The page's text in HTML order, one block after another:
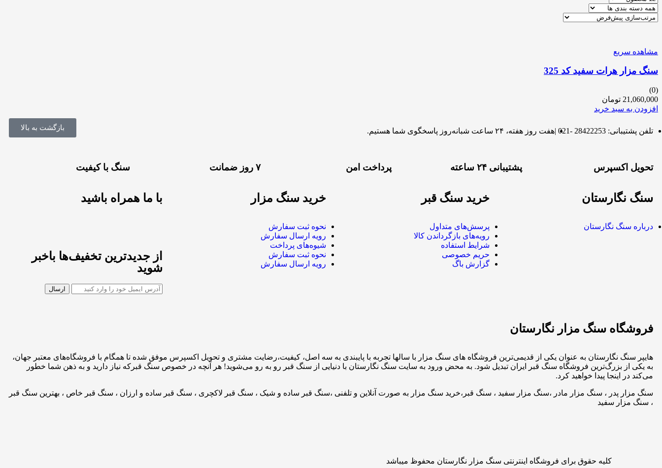
مشاهده سریع
سنگ مزار هرات سفید کد 325
(0)
21,060,000 تومان
افزودن به سبد خرید
تلفن پشتیبانی: 28422253 -021 | هفت روز هفته، ۲۴ ساعت شبانه‌روز پاسخگوی شما هستیم. بازگشت به بالا
تحویل اکسپرس پشتیبانی ۲۴ ساعته پرداخت امن ۷ روز ضمانت سنگ با کیفیت
سنگ نگارستان
درباره سنگ نگارستان
خرید سنگ قبر
پرسش‌های متداول
رویه‌های بازگرداندن کالا
شرایط استفاده
حریم خصوصی
گزارش باگ
خرید سنگ مزار
نحوه ثبت سفارش
رویه ارسال سفارش
شیوه‌های پرداخت
نحوه ثبت سفارش
رویه ارسال سفارش
با ما همراه باشید
از جدیدترین تخفیف‌ها باخبر
شوید
فروشگاه سنگ مزار نگارستان
هایپر سنگ نگارستان به عنوان یکی از قدیمی‌ترین فروشگاه های سنگ مزار با سالها تجربه با پایبندی به سه اصل، کیفیت،رضایت مشتری و تحویل اکسپرس موفق شده تا همگام با فروشگاه‌های معتبر جهان،
به یکی از بزرگ‌ترین فروشگاه سنگ قبر ایران تبدیل شود. به محض ورود به سایت سنگ نگارستان با دنیایی از سنگ قبر رو به رو می‌شوید! هر آنچه در خصوص سنگ قبرکه نیاز دارید و به ذهن شما خطور
می‌کند در اینجا پیدا خواهید کرد.
سنگ مزار پدر ، سنگ مزار مادر ،سنگ مزار سفید ، سنگ قبر،خرید سنگ مزار به صورت آنلاین و تلفنی ،سنگ قبر ساده و شیک ، سنگ قبر لاکچری ، سنگ قبر ساده و ارزان ، سنگ قبر خاص ، بهترین سنگ قبر
، سنگ مزار سفید
کلیه حقوق برای فروشگاه اینترنتی سنگ مزار نگارستان محفوظ میباشد